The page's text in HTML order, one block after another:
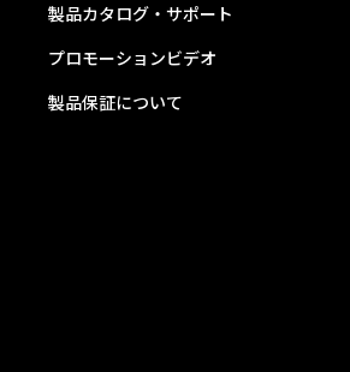
製品カタログ・サポート
プロモーションビデオ
製品保証について